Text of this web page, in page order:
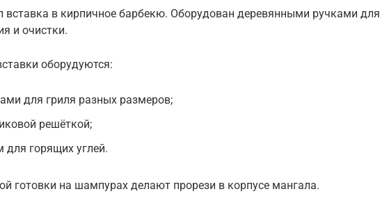
вставка в кирпичное барбекю. Оборудован деревянными ручками для
и очистки.
оборудуются:
для гриля разных размеров;
решёткой;
горящих углей.
готовки на шампурах делают прорези в корпусе мангала.